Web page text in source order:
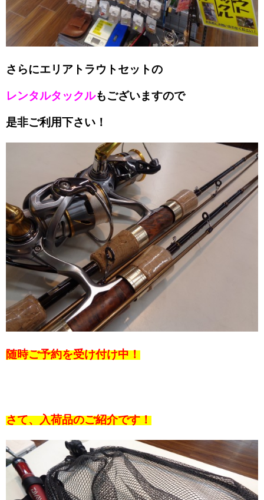
さらにエリアトラウトセットの
レンタルタックルもございますので
是非ご利用下さい！
随時ご予約を受け付け中！
さて、入荷品のご紹介です！